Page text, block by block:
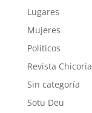
Lugares
Mujeres
Políticos
Revista Chicoria
Sin categoría
Sotu Deu